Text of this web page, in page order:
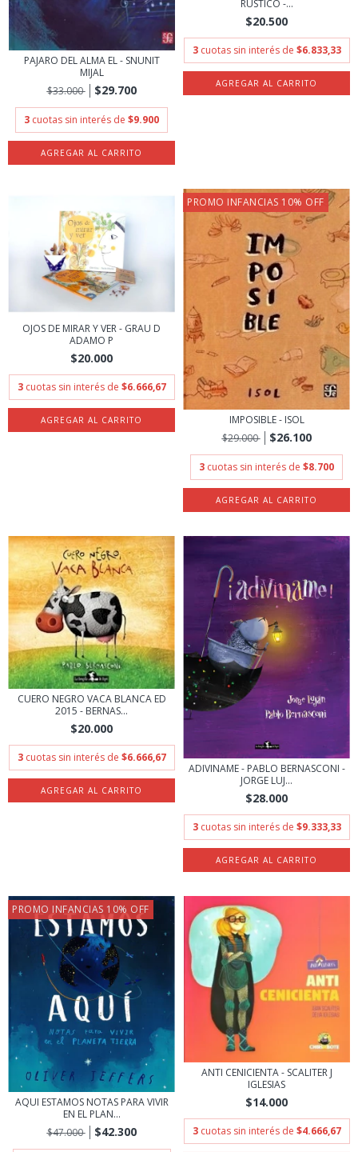
PAJARO DEL ALMA EL - SNUNIT
MIJAL
$33.000
$29.700
3 cuotas sin interés de $9.900
RUSTICO -...
$20.500
3 cuotas sin interés de $6.833,33
OJOS DE MIRAR Y VER - GRAU D
ADAMO P
$20.000
3 cuotas sin interés de $6.666,67
PROMO INFANCIAS 10% OFF
IMPOSIBLE - ISOL
$29.000
$26.100
3 cuotas sin interés de $8.700
CUERO NEGRO VACA BLANCA ED
2015 - BERNAS...
$20.000
3 cuotas sin interés de $6.666,67
ADIVINAME - PABLO BERNASCONI -
JORGE LUJ...
$28.000
3 cuotas sin interés de $9.333,33
PROMO INFANCIAS 10% OFF
AQUI ESTAMOS NOTAS PARA VIVIR
EN EL PLAN...
$47.000
$42.300
ANTI CENICIENTA - SCALITER J
IGLESIAS
$14.000
3 cuotas sin interés de $4.666,67